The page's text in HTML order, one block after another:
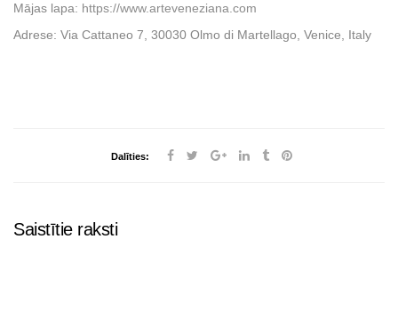
Mājas lapa: https://www.arteveneziana.com
Adrese: Via Cattaneo 7, 30030 Olmo di Martellago, Venice, Italy
Dalīties:
Saistītie raksti